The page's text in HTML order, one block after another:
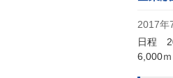
2017年
日程
6,000